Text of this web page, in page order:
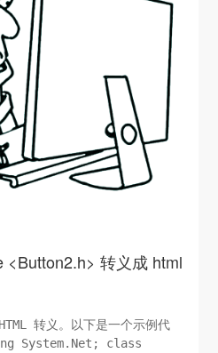
<Button2.h> 转义成 html
转义。以下是一个示例代
class